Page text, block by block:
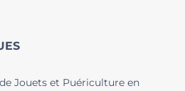
Jouets et Puériculture en